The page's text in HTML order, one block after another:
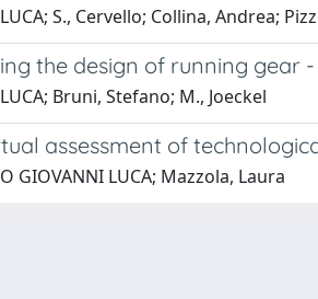
S., Cervello; Collina, Andrea;
the design of running gear
Bruni, Stefano; M., Joeckel
assessment of
GIOVANNI LUCA; Mazzola, Laura